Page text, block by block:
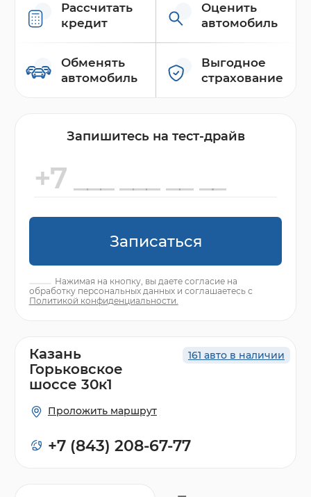
Рассчитать
кредит
Оценить
автомобиль
Обменять
автомобиль
Выгодное
страхование
Запишитесь на тест-драйв
Записаться
Нажимая на кнопку, вы даете согласие на
обработку персональных данных и соглашаетесь с
Политикой конфиденциальности.
161 авто в наличии
Казань
Горьковское
шоссе 30к1
Проложить маршрут
+7 (843) 208-67-77